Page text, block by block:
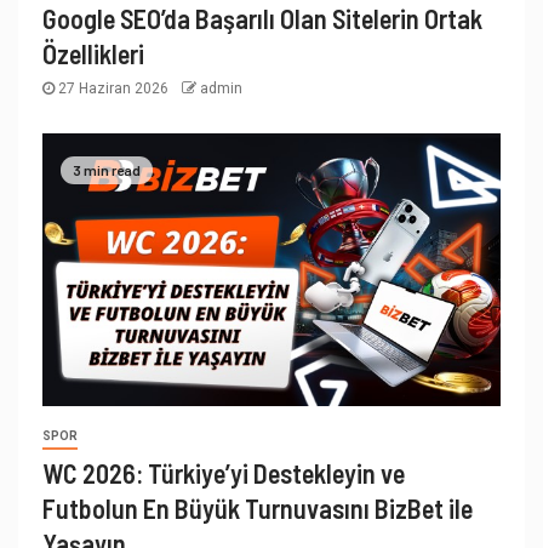
Google SEO’da Başarılı Olan Sitelerin Ortak
Özellikleri
27 Haziran 2026 admin
3 min read
SPOR
WC 2026: Türkiye’yi Destekleyin ve
Futbolun En Büyük Turnuvasını BizBet ile